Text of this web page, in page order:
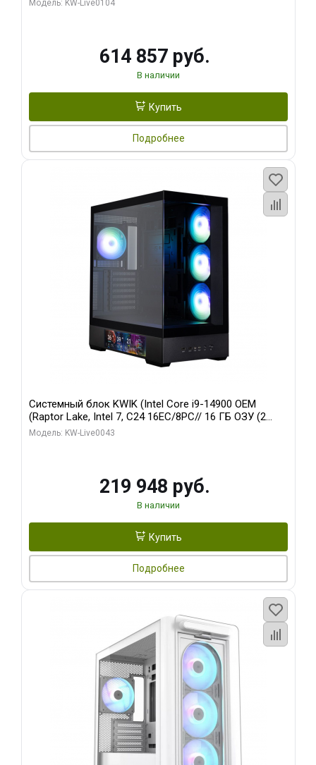
Модель: KW-Live0104
614 857 руб.
В наличии
Купить
Подробнее
Системный блок KWIK (Intel Core i9-14900 OEM
(Raptor Lake, Intel 7, C24 16EC/8PC// 16 ГБ ОЗУ (2
модуля)/ Palit RTX5070Ti GAMINGPRO-S OC 16GB
Модель: KW-Live0043
219 948 руб.
В наличии
Купить
Подробнее